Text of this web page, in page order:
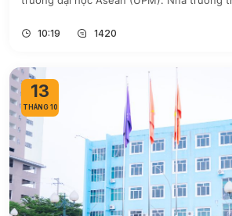
10:19 1420
13
THÁNG 10